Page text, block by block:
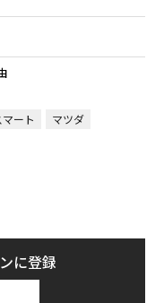
マート マツダ
に登録